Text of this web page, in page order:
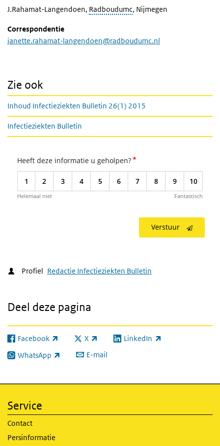
J.Rahamat-Langendoen, Radboudumc, Nijmegen
Correspondentie
janette.rahamat-langendoen@radboudumc.nl
Zie ook
Inhoud Infectieziekten Bulletin 26(1) 2015
Infectieziekten Bulletin
Heeft deze informatie u geholpen?*
1 2 3 4 5 6 7 8 9 10
Helemaal niet Fantastisch
Verstuur
Profiel Redactie Infectieziekten Bulletin
Deel deze pagina
Facebook
(externe link) X
(externe link) LinkedIn
(externe link)
WhatsApp
(externe link) E-mail
Service
Contact
Persinformatie